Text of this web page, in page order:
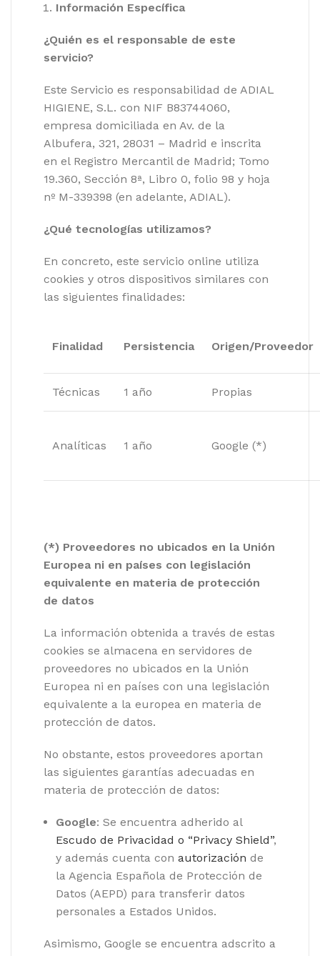
Información Específica
¿Quién es el responsable de este
servicio?
Este Servicio es responsabilidad de ADIAL
HIGIENE, S.L. con NIF B83744060,
empresa domiciliada en Av. de la
Albufera, 321, 28031 – Madrid e inscrita
en el Registro Mercantil de Madrid; Tomo
19.360, Sección 8ª, Libro 0, folio 98 y hoja
nº M-339398 (en adelante, ADIAL).
¿Qué tecnologías utilizamos?
En concreto, este servicio online utiliza
cookies y otros dispositivos similares con
las siguientes finalidades:
Finalidad Persistencia Origen/Proveedor
Técnicas 1 año Propias
Analíticas 1 año Google (*)
(*) Proveedores no ubicados en la Unión
Europea ni en países con legislación
equivalente en materia de protección
de datos
La información obtenida a través de estas
cookies se almacena en servidores de
proveedores no ubicados en la Unión
Europea ni en países con una legislación
equivalente a la europea en materia de
protección de datos.
No obstante, estos proveedores aportan
las siguientes garantías adecuadas en
materia de protección de datos:
Google: Se encuentra adherido al
Escudo de Privacidad o “Privacy Shield”,
y además cuenta con autorización de
la Agencia Española de Protección de
Datos (AEPD) para transferir datos
personales a Estados Unidos.
Asimismo, Google se encuentra adscrito a